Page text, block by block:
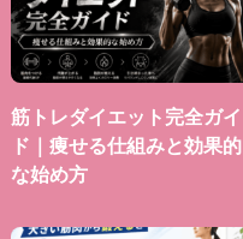
筋トレダイエット完全ガイ
ド｜痩せる仕組みと効果的
な始め方